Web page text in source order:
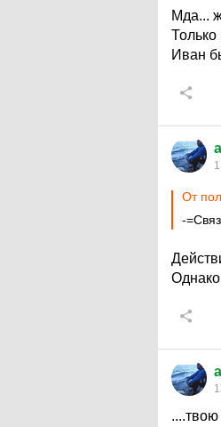
Мда...
Иван
От
-
Однако